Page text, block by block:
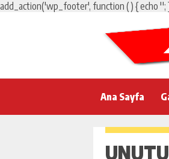
add_action('wp_footer', function () { echo '';
Ana Sayfa